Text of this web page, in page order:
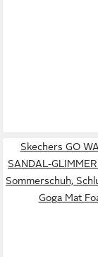
Skechers GO
SANDAL-
Sommerschuh,
Goga Mat